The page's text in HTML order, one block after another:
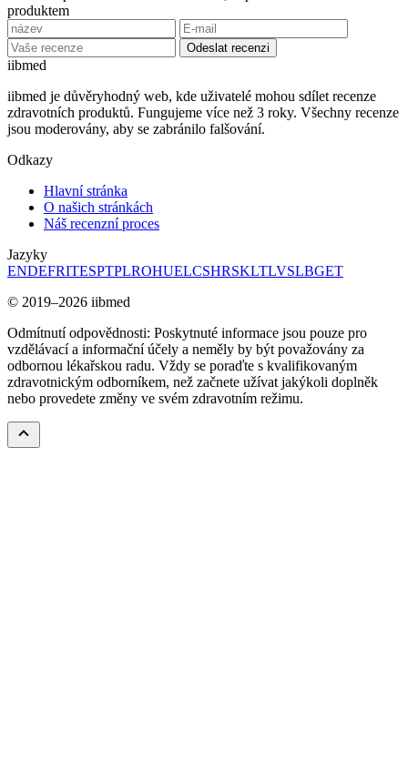
produktem
Odeslat recenzi
iibmed
iibmed je důvěryhodný web, kde uživatelé mohou sdílet recenze
zdravotních produktů. Fungujeme více než 3 roky. Všechny recenze
jsou moderovány, aby se zabránilo falšování.
Odkazy
Hlavní stránka
O našich stránkách
Náš recenzní proces
Jazyky
ENDEFRITESPTPLROHUELCSHRSKLTLVSLBGET
© 2019–2026 iibmed
Odmítnutí odpovědnosti: Poskytnuté informace jsou pouze pro
vzdělávací a informační účely a neměly by být považovány za
odbornou lékařskou radu. Vždy se poraďte s kvalifikovaným
zdravotnickým odborníkem, než začnete užívat jakýkoli doplněk
nebo provedete změny ve svém zdravotním režimu.